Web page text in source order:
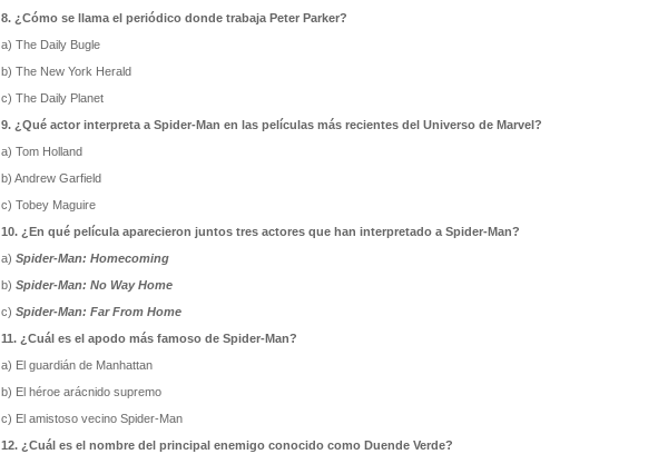
8. ¿Cómo se llama el periódico donde trabaja Peter Parker?
a) The Daily Bugle
b) The New York Herald
c) The Daily Planet
9. ¿Qué actor interpreta a Spider-Man en las películas más recientes del Universo de Marvel?
a) Tom Holland
b) Andrew Garfield
c) Tobey Maguire
10. ¿En qué película aparecieron juntos tres actores que han interpretado a Spider-Man?
a) Spider-Man: Homecoming
b) Spider-Man: No Way Home
c) Spider-Man: Far From Home
11. ¿Cuál es el apodo más famoso de Spider-Man?
a) El guardián de Manhattan
b) El héroe arácnido supremo
c) El amistoso vecino Spider-Man
12. ¿Cuál es el nombre del principal enemigo conocido como Duende Verde?